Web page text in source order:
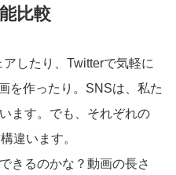
比較
したり、Twitterで気軽に
を作ったり。SNSは、私た
ます。でも、それぞれの
違います。
きるのかな？動画の長さ